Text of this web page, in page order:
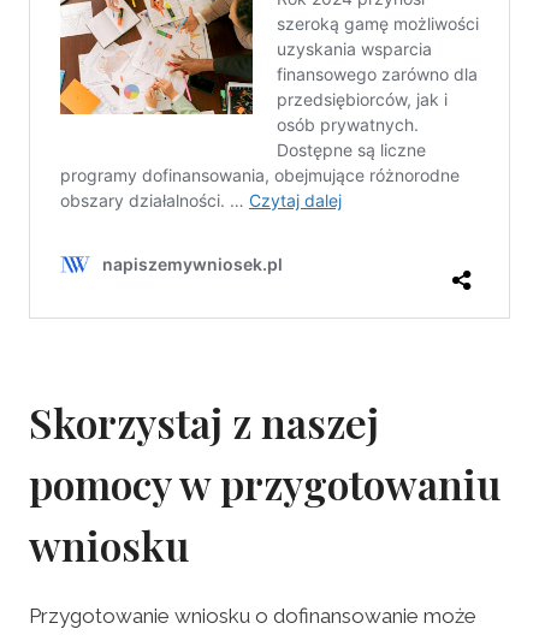
Skorzystaj z naszej
pomocy w przygotowaniu
wniosku
Przygotowanie wniosku o dofinansowanie może